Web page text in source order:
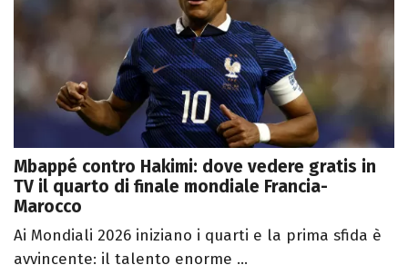
Mbappé contro Hakimi: dove vedere gratis in
TV il quarto di finale mondiale Francia-
Marocco
Ai Mondiali 2026 iniziano i quarti e la prima sfida è
avvincente: il talento enorme ...